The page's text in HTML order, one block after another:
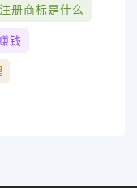
册商标是什么
钱